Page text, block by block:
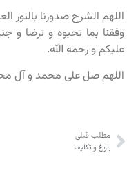
اللهم الشرح صدورنا بالنور
وفقنا بما تحبوه و ترضا و
علیکم و رحمه الله.
اللهم صل علی محمد و آل
مطلب قبلی
بلوغ و تکلیف